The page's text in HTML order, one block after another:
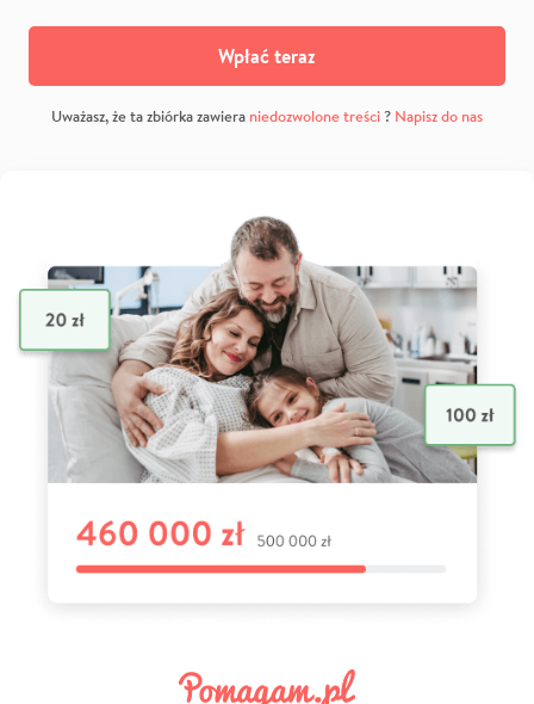
Wpłać teraz
Uważasz, że ta zbiórka zawiera niedozwolone treści? Napisz do nas